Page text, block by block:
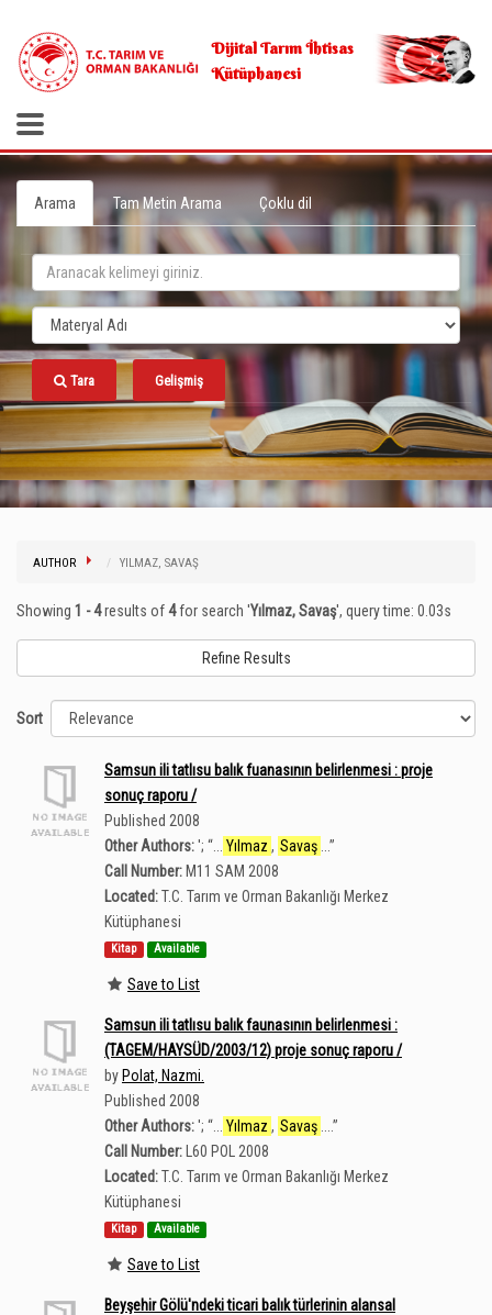
Dijital Tarım İhtisas
Kütüphanesi
Arama Tam Metin Arama Çoklu dil
Tara Gelişmiş
AUTHOR YILMAZ, SAVAŞ
Showing 1 - 4results of4for search 'Yılmaz, Savaş', query time: 0.03s
Refine Results
Sort
Samsun ili tatlısu balık fuanasının belirlenmesi : proje
sonuç raporu /
Published 2008
Other Authors:'; “ Yılmaz , Savaş ...”
Call Number: M11 SAM 2008
Located:T.C. Tarım ve Orman Bakanlığı Merkez
Kütüphanesi
Kitap Available
Save to List
Samsun ili tatlısu balık faunasının belirlenmesi :
(TAGEM/HAYSÜD/2003/12) proje sonuç raporu /
by Polat, Nazmi.
Published 2008
Other Authors:'; “ Yılmaz , Savaş ....”
Call Number: L60 POL 2008
Located:T.C. Tarım ve Orman Bakanlığı Merkez
Kütüphanesi
Kitap Available
Save to List
Beyşehir Gölü'ndeki ticari balık türlerinin alansal